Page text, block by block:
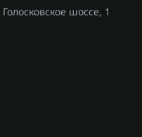
шоссе, 1